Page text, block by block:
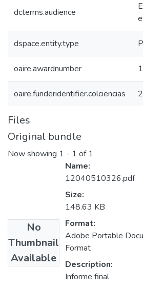
dcterms.audience
dspace.entity.type
oaire.awardnumber
oaire.funderidentifier.colciencias
Files
Original bundle
Now showing 1 - 1 of 1
No
Thumbnail
Available
Name:
12040510326.pdf
Size:
148.63 KB
Format:
Adobe Portable
Format
Description:
Informe final